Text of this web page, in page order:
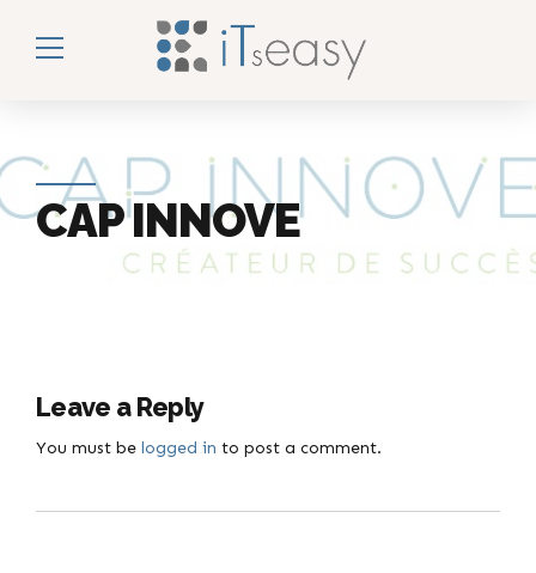
CAP INNOVE
Leave a Reply
You must be logged in to post a comment.